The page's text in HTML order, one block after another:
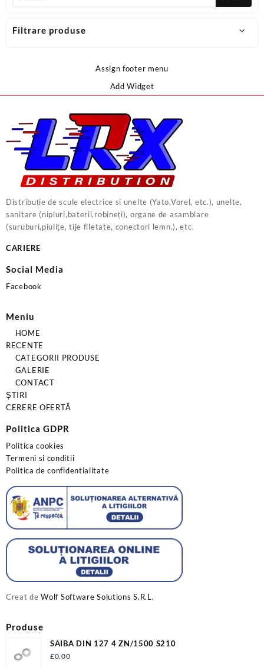
Filtrare produse
Assign footer menu
Add Widget
Distribuție de scule electrice si unelte (Yato,Vorel, etc.), unelte,
sanitare (nipluri,baterii,robineți), organe de asamblare
(suruburi,piulițe, tije filetate, conectori lemn.), etc.
CARIERE
Social Media
Facebook
Meniu
HOME
RECENTE
CATEGORII PRODUSE
GALERIE
CONTACT
ȘTIRI
CERERE OFERTĂ
Politica GDPR
Politica cookies
Termeni si conditii
Politica de confidentialitate
Creat deWolf Software Solutions S.R.L.
Produse
SAIBA DIN 127 4 ZN/1500 S210
£0.00